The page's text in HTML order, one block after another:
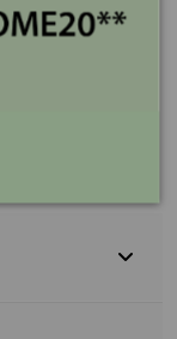
contattata/o
a DISTANZA,